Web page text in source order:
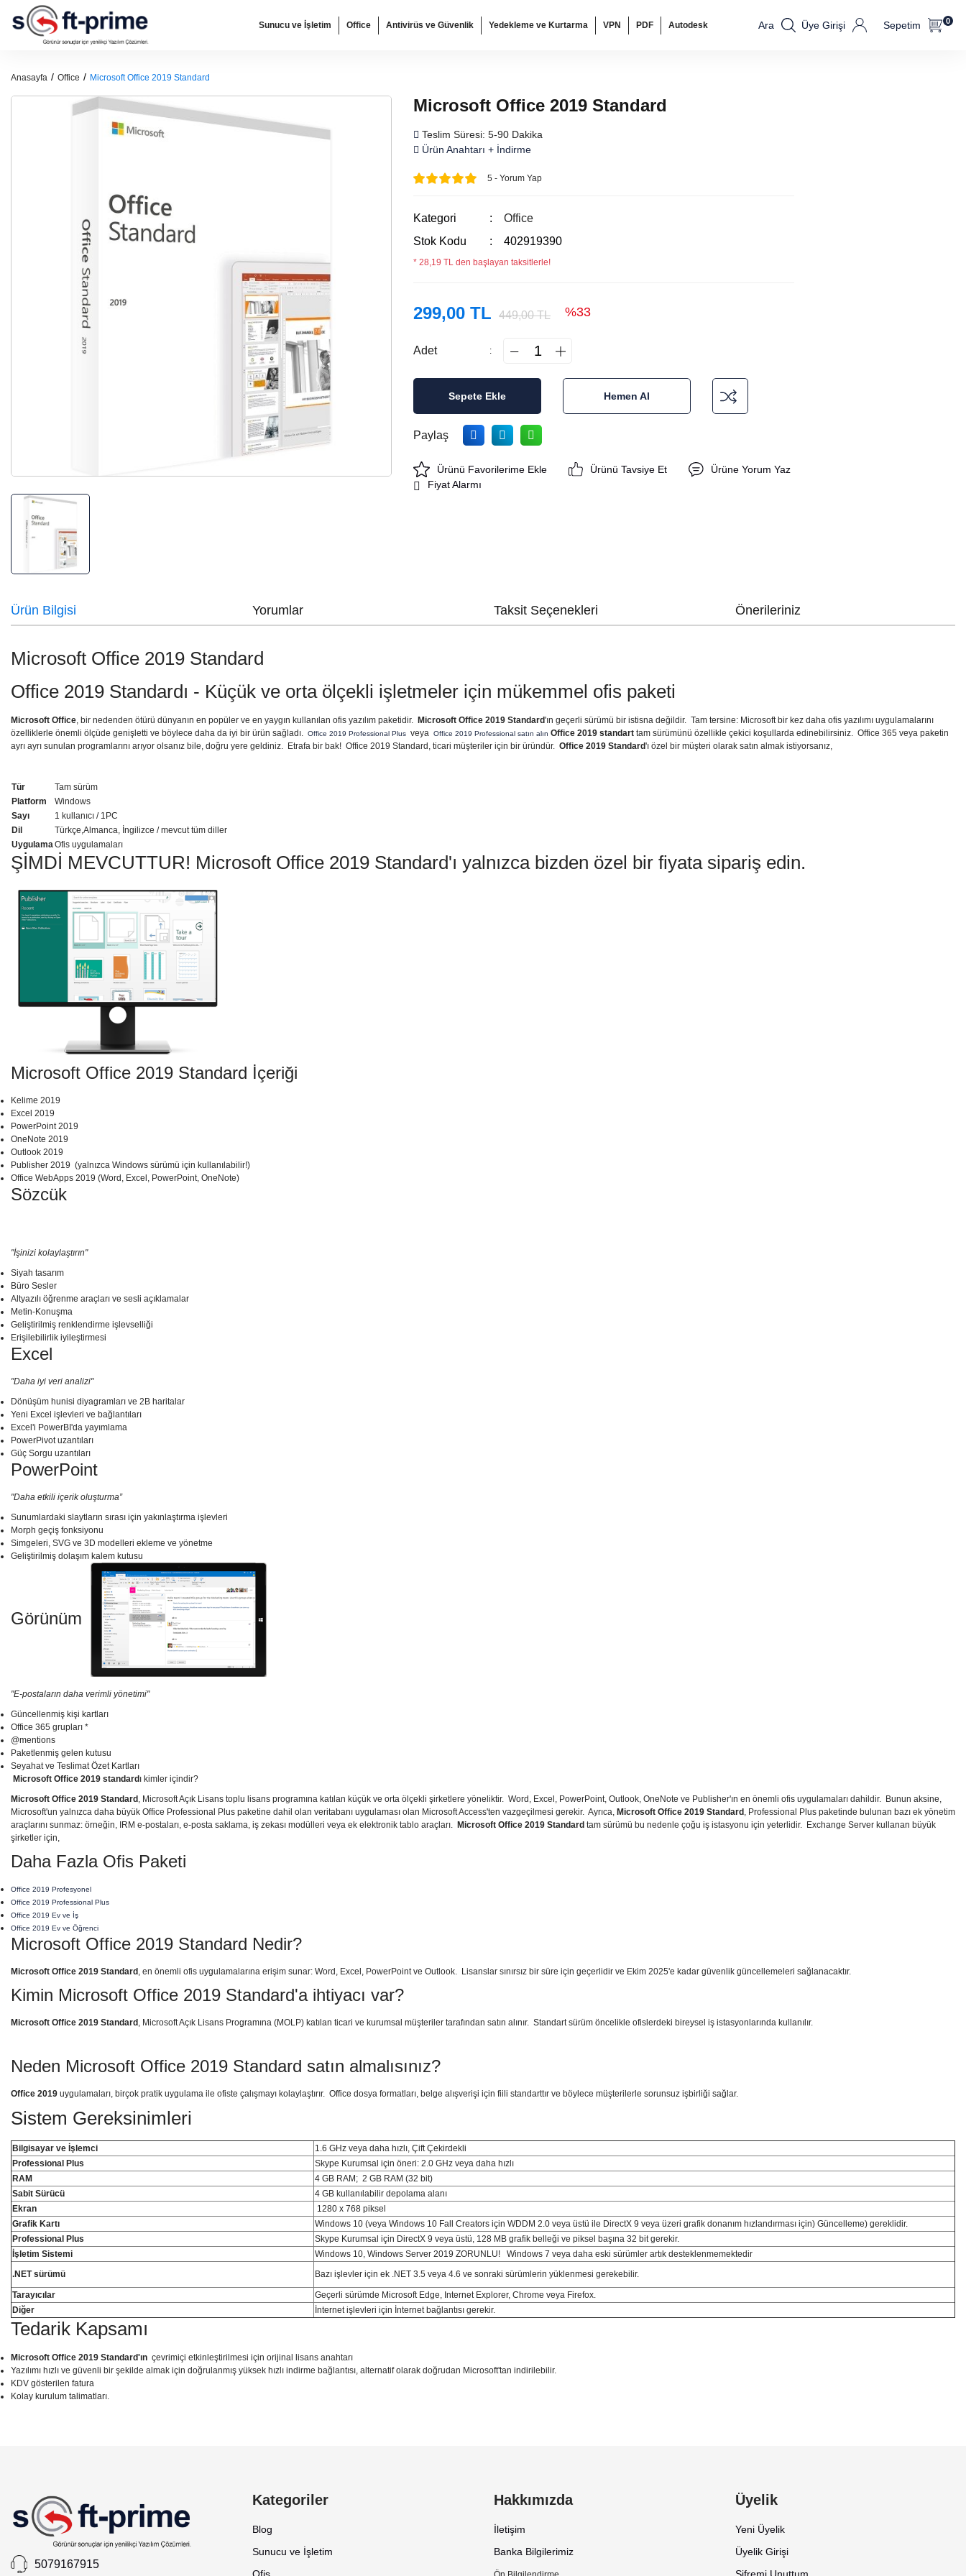
Sunucu ve İşletim Office Antivirüs ve Güvenlik Yedekleme ve Kurtarma VPN PDF Autodesk Ara Üye Girişi 0
Sepetim
Anasayfa Office Microsoft Office 2019 Standard
Microsoft Office 2019 Standard
Teslim Süresi: 5-90 Dakika
Ürün Anahtarı + İndirme
5 - Yorum Yap
Kategori
Office
Stok Kodu
402919390
* 28,19 TL den başlayan taksitlerle!
299,00 TL 449,00 TL %33
Adet
Sepete Ekle Hemen Al
Paylaş
Ürünü Tavsiye Et
Ürüne Yorum Yaz
Fiyat Alarmı
Ürün Bilgisi Yorumlar Taksit Seçenekleri Önerileriniz
Microsoft Office 2019 Standard
Office 2019 Standardı - Küçük ve orta ölçekli işletmeler için mükemmel ofis paketi
Microsoft Office, bir nedenden ötürü dünyanın en popüler ve en yaygın kullanılan ofis yazılım paketidir. Microsoft Office 2019 Standard'ın geçerli sürümü bir istisna değildir. Tam tersine: Microsoft bir kez daha ofis yazılımı uygulamalarını
özelliklerle önemli ölçüde genişletti ve böylece daha da iyi bir ürün sağladı. Office 2019 Professional Plus veya Office 2019 Professional satın alın Office 2019 standart tam sürümünü özellikle çekici koşullarda edinebilirsiniz. Office 365 veya paketin
ayrı ayrı sunulan programlarını arıyor olsanız bile, doğru yere geldiniz. Etrafa bir bak! Office 2019 Standard, ticari müşteriler için bir üründür. Office 2019 Standard'ı özel bir müşteri olarak satın almak istiyorsanız,
Tür
Tam sürüm
Platform
Windows
Sayı
1 kullanıcı / 1PC
Dil
Türkçe,Almanca, İngilizce / mevcut tüm diller
UygulamaOfis uygulamaları
ŞİMDİ MEVCUTTUR! Microsoft Office 2019 Standard'ı yalnızca bizden özel bir fiyata sipariş edin.
Microsoft Office 2019 Standard İçeriği
Kelime 2019
Excel 2019
PowerPoint 2019
OneNote 2019
Outlook 2019
Publisher 2019 (yalnızca Windows sürümü için kullanılabilir!)
Office WebApps 2019 (Word, Excel, PowerPoint, OneNote)
Sözcük
"İşinizi kolaylaştırın"
Siyah tasarım
Büro Sesler
Altyazılı öğrenme araçları ve sesli açıklamalar
Metin-Konuşma
Geliştirilmiş renklendirme işlevselliği
Erişilebilirlik iyileştirmesi
Excel
"Daha iyi veri analizi"
Dönüşüm hunisi diyagramları ve 2B haritalar
Yeni Excel işlevleri ve bağlantıları
Excel'i PowerBI'da yayımlama
PowerPivot uzantıları
Güç Sorgu uzantıları
PowerPoint
"Daha etkili içerik oluşturma”
Sunumlardaki slaytların sırası için yakınlaştırma işlevleri
Morph geçiş fonksiyonu
Simgeleri, SVG ve 3D modelleri ekleme ve yönetme
Geliştirilmiş dolaşım kalem kutusu
Görünüm
"E-postaların daha verimli yönetimi"
Güncellenmiş kişi kartları
Office 365 grupları *
@mentions
Paketlenmiş gelen kutusu
Seyahat ve Teslimat Özet Kartları
Microsoft Office 2019 standardı kimler içindir?
Microsoft Office 2019 Standard , Microsoft Açık Lisans toplu lisans programına katılan küçük ve orta ölçekli şirketlere yöneliktir. Word, Excel, PowerPoint, Outlook, OneNote ve Publisher'ın en önemli ofis uygulamaları dahildir. Bunun aksine,
Microsoft'un yalnızca daha büyük Office Professional Plus paketine dahil olan veritabanı uygulaması olan Microsoft Access'ten vazgeçilmesi gerekir. Ayrıca, Microsoft Office 2019 Standard , Professional Plus paketinde bulunan bazı ek yönetim
araçlarını sunmaz: örneğin, IRM e-postaları, e-posta saklama, iş zekası modülleri veya ek elektronik tablo araçları. Microsoft Office 2019 Standard tam sürümü bu nedenle çoğu iş istasyonu için yeterlidir. Exchange Server kullanan büyük
şirketler için,
Daha Fazla Ofis Paketi
Office 2019 Profesyonel
Office 2019 Professional Plus
Office 2019 Ev ve İş
Office 2019 Ev ve Öğrenci
Microsoft Office 2019 Standard Nedir?
Microsoft Office 2019 Standard , en önemli ofis uygulamalarına erişim sunar: Word, Excel, PowerPoint ve Outlook. Lisanslar sınırsız bir süre için geçerlidir ve Ekim 2025'e kadar güvenlik güncellemeleri sağlanacaktır.
Kimin Microsoft Office 2019 Standard'a ihtiyacı var?
Microsoft Office 2019 Standard , Microsoft Açık Lisans Programına (MOLP) katılan ticari ve kurumsal müşteriler tarafından satın alınır. Standart sürüm öncelikle ofislerdeki bireysel iş istasyonlarında kullanılır.
Neden Microsoft Office 2019 Standard satın almalısınız?
Office 2019 uygulamaları, birçok pratik uygulama ile ofiste çalışmayı kolaylaştırır. Office dosya formatları, belge alışverişi için fiili standarttır ve böylece müşterilerle sorunsuz işbirliği sağlar.
Sistem Gereksinimleri
Bilgisayar ve İşlemci
1.6 GHz veya daha hızlı, Çift Çekirdekli
Professional Plus
Skype Kurumsal için öneri: 2.0 GHz veya daha hızlı
RAM
4 GB RAM; 2 GB RAM (32 bit)
Sabit Sürücü
4 GB kullanılabilir depolama alanı
Ekran
1280 x 768 piksel
Grafik Kartı
Windows 10 (veya Windows 10 Fall Creators için WDDM 2.0 veya üstü ile DirectX 9 veya üzeri grafik donanım hızlandırması için) Güncelleme) gereklidir.
Professional Plus
Skype Kurumsal için DirectX 9 veya üstü, 128 MB grafik belleği ve piksel başına 32 bit gerekir.
İşletim Sistemi
Windows 10, Windows Server 2019 ZORUNLU! Windows 7 veya daha eski sürümler artık desteklenmemektedir
.NET sürümü
Bazı işlevler için ek .NET 3.5 veya 4.6 ve sonraki sürümlerin yüklenmesi gerekebilir.
Tarayıcılar
Geçerli sürümde Microsoft Edge, Internet Explorer, Chrome veya Firefox.
Diğer
İnternet işlevleri için İnternet bağlantısı gerekir.
Tedarik Kapsamı
Microsoft Office 2019 Standard'ın çevrimiçi etkinleştirilmesi için orijinal lisans anahtarı
Yazılımı hızlı ve güvenli bir şekilde almak için doğrulanmış yüksek hızlı indirme bağlantısı, alternatif olarak doğrudan Microsoft'tan indirilebilir.
KDV gösterilen fatura
Kolay kurulum talimatları.
Standard iyidir
Herşeyin standardını severim. Officen de öyle.
B... a... | 06/03/2022
Ürün resmi kalitesiz, bozuk veya görüntülenemiyor.
Ürün açıklamasında eksik bilgiler bulunuyor.
Ürün bilgilerinde hatalar bulunuyor.
Ürün fiyatı diğer sitelerden daha pahalı.
5079167915
Kategoriler
Blog
Sunucu ve İşletim
Ofis
Hakkımızda
İletişim
Banka Bilgilerimiz
Üyelik
Yeni Üyelik
Üyelik Girişi
Şifremi Unuttum